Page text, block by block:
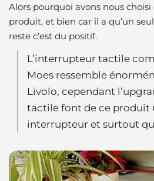
Alors pourquoi avons nous
produit, et bien car il a qu’un
reste c’est du positif.
L’interrupteur tactile
Moes ressemble
Livolo, cependant
tactile font de ce produit
interrupteur et surtout